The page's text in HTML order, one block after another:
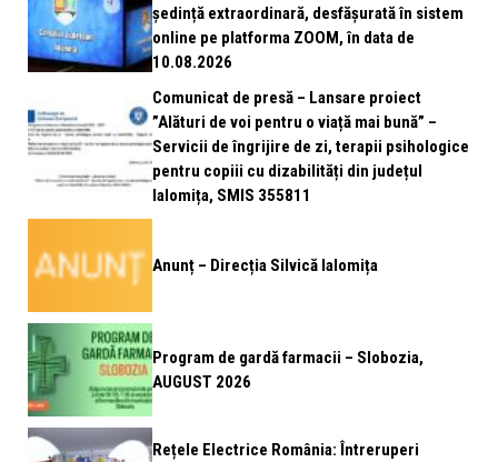
ședință extraordinară, desfășurată în sistem
online pe platforma ZOOM, în data de
10.08.2026
Comunicat de presă – Lansare proiect
”Alături de voi pentru o viață mai bună” –
Servicii de îngrijire de zi, terapii psihologice
pentru copiii cu dizabilități din județul
Ialomița, SMIS 355811
Anunț – Direcția Silvică Ialomița
Program de gardă farmacii – Slobozia,
AUGUST 2026
Rețele Electrice România: Întreruperi